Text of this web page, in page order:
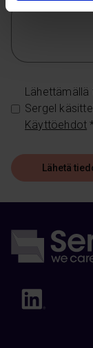
Lähettämällä
Sergel
Käyttöehdot
Lähetä